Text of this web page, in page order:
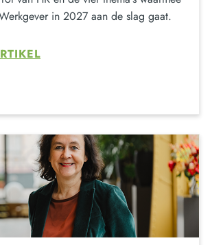
in 2027 aan de slag gaat.